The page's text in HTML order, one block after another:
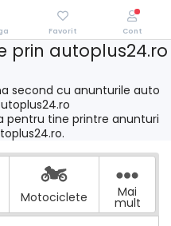
prin autoplus24.ro
second cu anunturile auto
pentru tine printre anunturi
Motociclete Mai
mult
Favorit Cont